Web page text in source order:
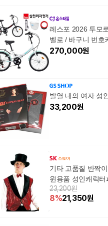
레스포 2026 투모
벨로 / 바구니 번호
270,000원
발열 내의 여자 성
33,200원
기타 고품질 반짝
윈용품 성인캐릭
23,200원
8%21,350원